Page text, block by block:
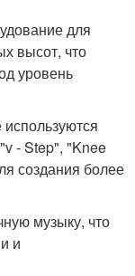
для
высот, что
уровень
- Step", "Knee
создания более
музыку, что
и